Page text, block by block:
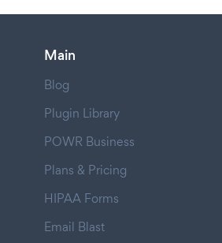
Main
Blog
Plugin Library
POWR Business
Plans & Pricing
HIPAA Forms
Email Blast